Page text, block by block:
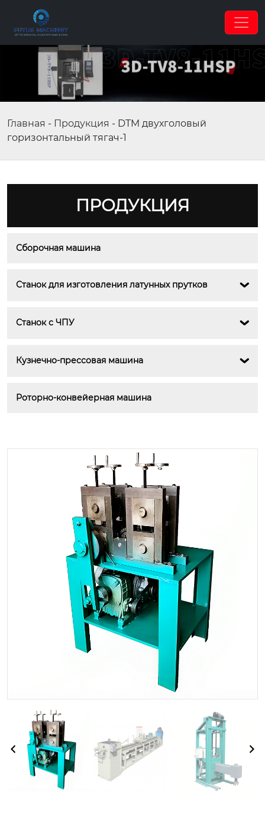
Главная - Продукция - DTM двухголовый
горизонтальный тягач-1
ПРОДУКЦИЯ
Сборочная машина
Станок для изготовления латунных прутков 
Станок с ЧПУ 
Кузнечно-прессовая машина 
Роторно-конвейерная машина